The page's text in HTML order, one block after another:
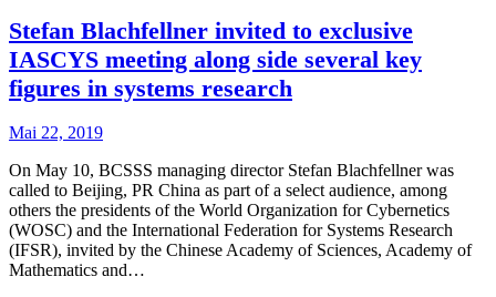
Stefan Blachfellner invited to exclusive
IASCYS meeting along side several key
figures in systems research
Mai 22, 2019
On May 10, BCSSS managing director Stefan Blachfellner was
called to Beijing, PR China as part of a select audience, among
others the presidents of the World Organization for Cybernetics
(WOSC) and the International Federation for Systems Research
(IFSR), invited by the Chinese Academy of Sciences, Academy of
Mathematics and…